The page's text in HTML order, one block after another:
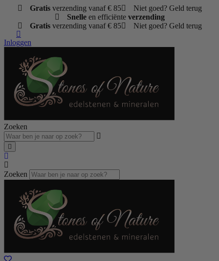
inhoud
Gratisverzending vanaf € 85
Niet goed? Geld terug
Snelleen efficiënte verzending
Gratisverzending vanaf € 85
Niet goed? Geld terug
Inloggen
Zoeken
Zoeken